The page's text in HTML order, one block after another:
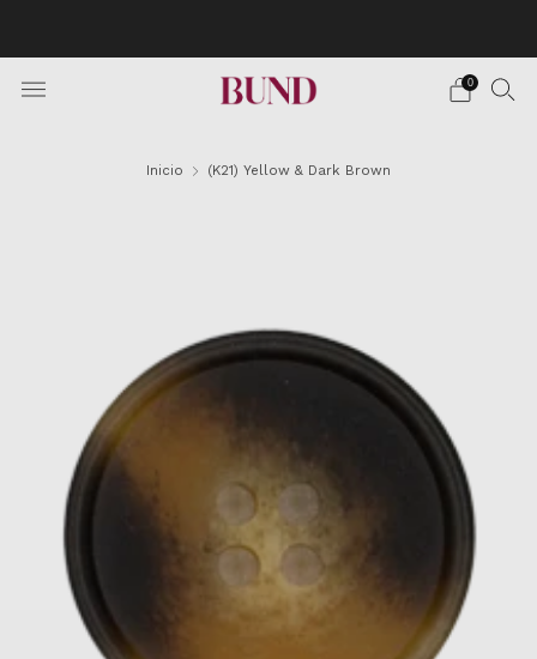
0
Inicio (K21) Yellow & Dark Brown